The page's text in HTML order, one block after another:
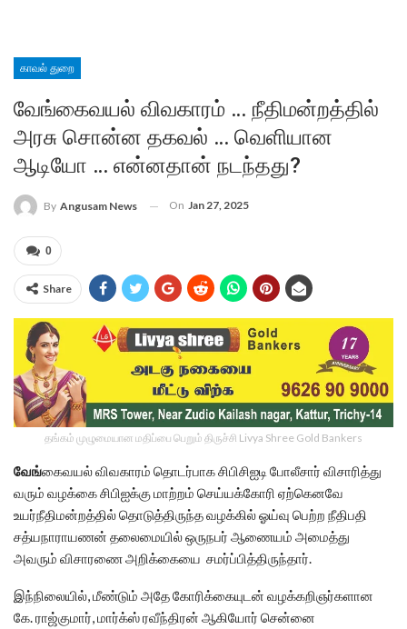
காவல் துறை
வேங்கைவயல் விவகாரம் … நீதிமன்றத்தில்
அரசு சொன்ன தகவல் … வெளியான
ஆடியோ … என்னதான் நடந்தது?
By Angusam News On Jan 27, 2025
0
Share
தங்கம் முழுமையான மதிப்பை பெறும் திருச்சி Livya Shree Gold Bankers
வேங்கைவயல் விவகாரம் தொடர்பாக சிபிசிஐடி போலீசார் விசாரித்து
வரும் வழக்கை சிபிஐக்கு மாற்றம் செய்யக்கோரி ஏற்கெனவே
உயர்நீதிமன்றத்தில் தொடுத்திருந்த வழக்கில் ஓய்வு பெற்ற நீதிபதி
சத்யநாராயணன் தலைமையில் ஒருநபர் ஆணையம் அமைத்து
அவரும் விசாரணை அறிக்கையை சமர்ப்பித்திருந்தார்.
இந்நிலையில், மீண்டும் அதே கோரிக்கையுடன் வழக்கறிஞர்களான
கே. ராஜ்குமார், மார்க்ஸ் ரவீந்திரன் ஆகியோர் சென்னை